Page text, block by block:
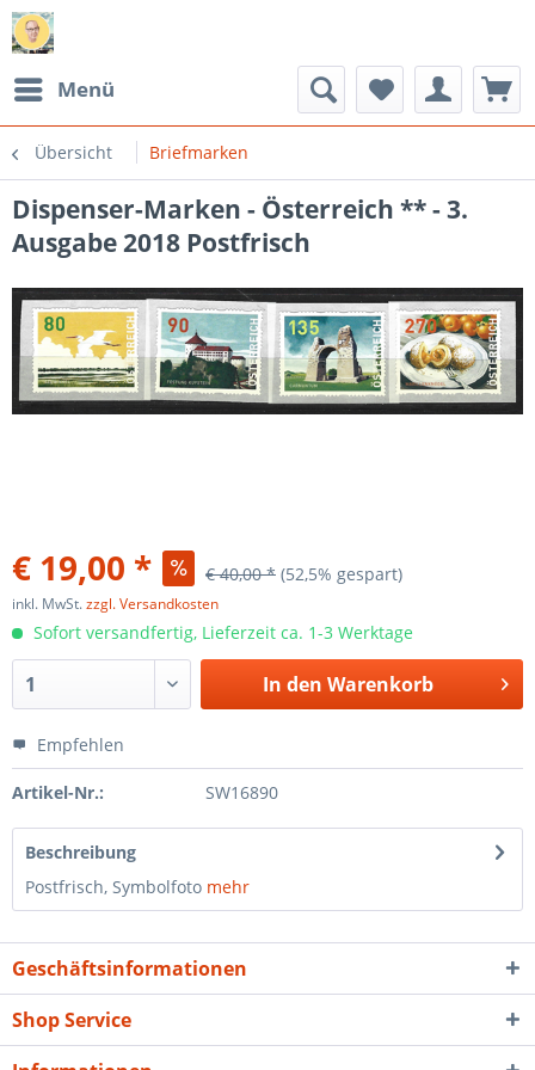
Menü
Übersicht Briefmarken
Dispenser-Marken - Österreich ** - 3.
Ausgabe 2018 Postfrisch
€ 19,00 * € 40,00 * (52,5% gespart)
inkl. MwSt.zzgl. Versandkosten
Sofort versandfertig, Lieferzeit ca. 1-3 Werktage
In den Warenkorb
Empfehlen
Artikel-Nr.: SW16890
Beschreibung
Postfrisch, Symbolfoto mehr
Geschäftsinformationen
Shop Service